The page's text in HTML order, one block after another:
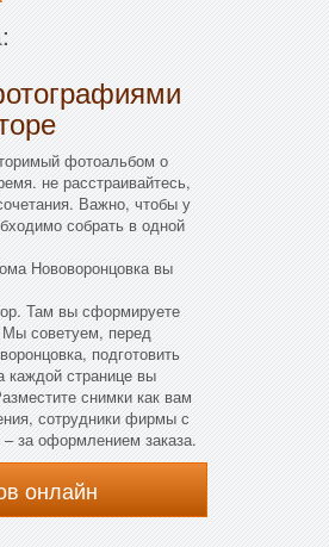
фотоальбом о
не расстраивайтесь,
Важно, чтобы у
собрать в одной
Нововоронцовка вы
Там вы сформируете
советуем, перед
подготовить
каждой странице вы
снимки как вам
сотрудники фирмы с
за оформлением заказа.
онлайн